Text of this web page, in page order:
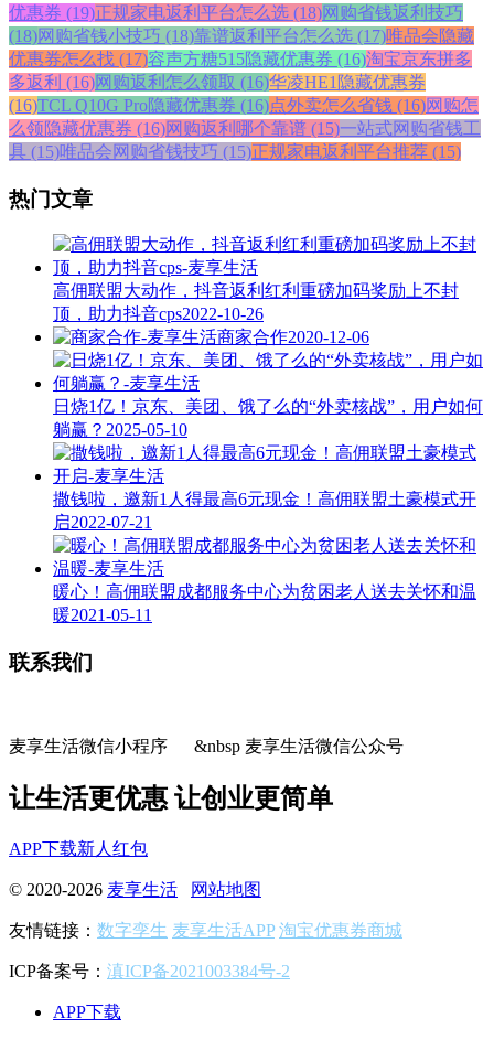
优惠券 (19)正规家电返利平台怎么选 (18)网购省钱返利技巧
(18)网购省钱小技巧 (18)靠谱返利平台怎么选 (17)唯品会隐藏
优惠券怎么找 (17)容声方糖515隐藏优惠券 (16)淘宝京东拼多
多返利 (16)网购返利怎么领取 (16)华凌HE1隐藏优惠券
(16)TCL Q10G Pro隐藏优惠券 (16)点外卖怎么省钱 (16)网购怎
么领隐藏优惠券 (16)网购返利哪个靠谱 (15)一站式网购省钱工
具 (15)唯品会网购省钱技巧 (15)正规家电返利平台推荐 (15)
热门文章
高佣联盟大动作，抖音返利红利重磅加码奖励上不封
顶，助力抖音cps2022-10-26
商家合作2020-12-06
日烧1亿！京东、美团、饿了么的“外卖核战”，用户如何
躺赢？ 2025-05-10
撒钱啦，邀新1人得最高6元现金！高佣联盟土豪模式开
启2022-07-21
暖心！高佣联盟成都服务中心为贫困老人送去关怀和温
暖2021-05-11
联系我们
麦享生活微信小程序 &nbsp 麦享生活微信公众号
让生活更优惠 让创业更简单
APP下载新人红包
© 2020-2026 麦享生活 网站地图
友情链接： 数字孪生 麦享生活APP 淘宝优惠券商城
ICP备案号： 滇ICP备2021003384号-2
APP下载